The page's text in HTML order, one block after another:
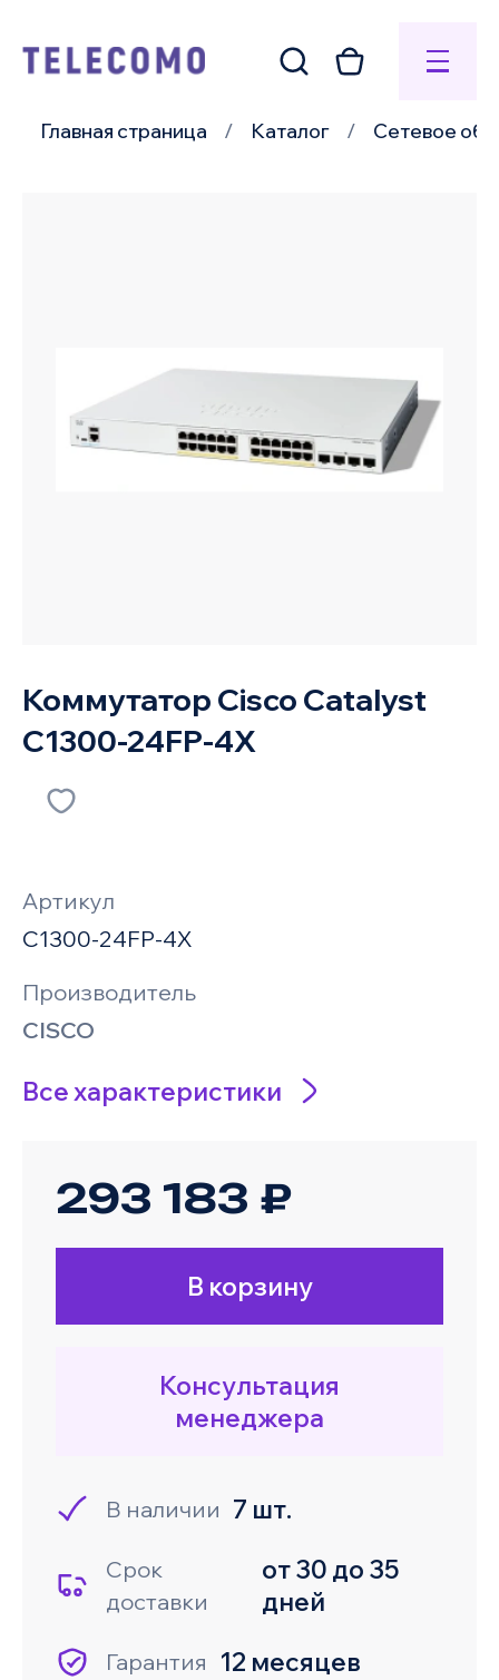
Главная страница Каталог Сетевое
Коммутатор Cisco Catalyst
C1300-24FP-4X
Артикул
C1300-24FP-4X
Производитель
CISCO
Все характеристики
293 183 ₽
В корзину
Консультация
менеджера
В наличии 7 шт.
Срок
доставки
от 30 до 35
дней
Гарантия 12 месяцев